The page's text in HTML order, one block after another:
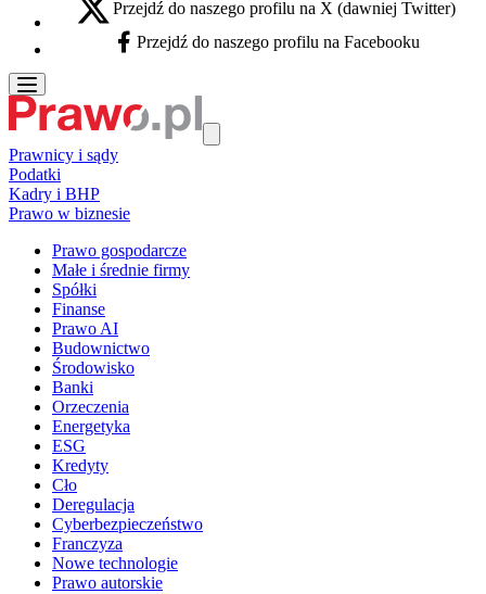
X - otwiera się w nowej karcie
Przejdź do naszego profilu na X (dawniej Twitter)
Facebook - otwiera się w nowej karcie
Przejdź do naszego profilu na Facebooku
Prawnicy i sądy
Podatki
Kadry i BHP
Prawo w biznesie
Prawo gospodarcze
Małe i średnie firmy
Spółki
Finanse
Prawo AI
Budownictwo
Środowisko
Banki
Orzeczenia
Energetyka
ESG
Kredyty
Cło
Deregulacja
Cyberbezpieczeństwo
Franczyza
Nowe technologie
Prawo autorskie